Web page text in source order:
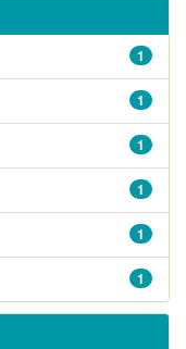
1
1
1
1
1
1